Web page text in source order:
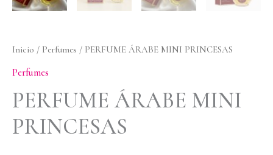
Inicio / Perfumes / PERFUME ÁRABE MINI PRINCESAS
Perfumes
PERFUME ÁRABE MINI
PRINCESAS